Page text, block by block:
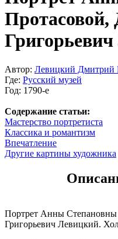
Автор: Левицкий Дмитрий
Где: Русский музей
Год: 1790-е
Содержание статьи:
Мастерство портретиста
Классика и романтизм
Впечатление
Другие картины художника
Портрет Анны
Григорьевич Левицкий.